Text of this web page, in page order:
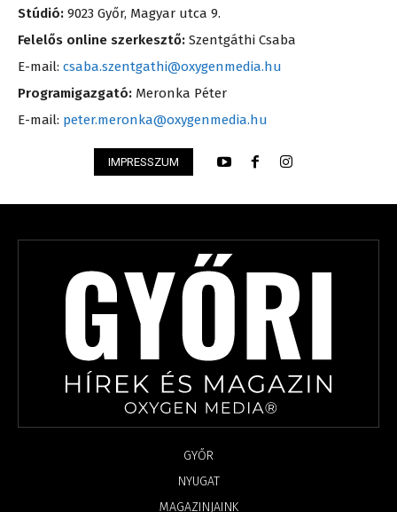
Stúdió: 9023 Győr, Magyar utca 9.
Felelős online szerkesztő: Szentgáthi Csaba
E-mail: csaba.szentgathi@oxygenmedia.hu
Programigazgató: Meronka Péter
E-mail: peter.meronka@oxygenmedia.hu
IMPRESSZUM
GYŐR
NYUGAT
MAGAZINJAINK